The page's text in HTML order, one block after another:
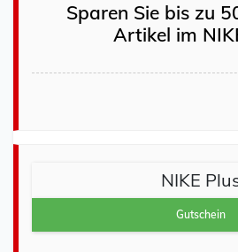
Sparen Sie bis zu
Artikel im
NIKE
Gutschein